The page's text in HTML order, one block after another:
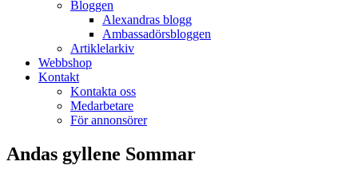
Bloggen
Alexandras blogg
Ambassadörsbloggen
Artiklelarkiv
Webbshop
Kontakt
Kontakta oss
Medarbetare
För annonsörer
Andas gyllene Sommar